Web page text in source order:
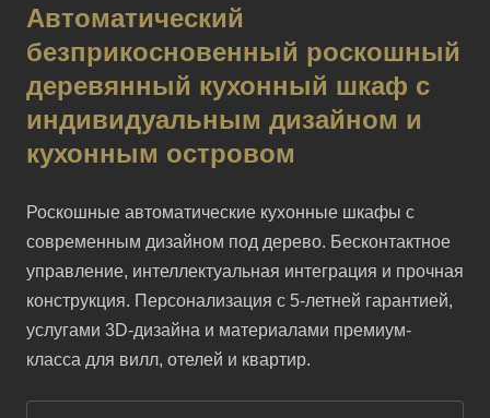
Автоматический
безприкосновенный роскошный
деревянный кухонный шкаф с
индивидуальным дизайном и
кухонным островом
Роскошные автоматические кухонные шкафы с
современным дизайном под дерево. Бесконтактное
управление, интеллектуальная интеграция и прочная
конструкция. Персонализация с 5-летней гарантией,
услугами 3D-дизайна и материалами премиум-
класса для вилл, отелей и квартир.